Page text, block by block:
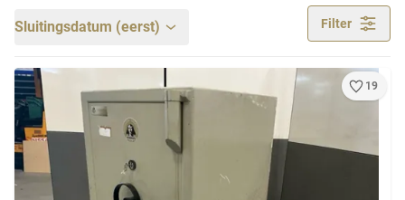
Sluitingsdatum (eerst) Filter
19